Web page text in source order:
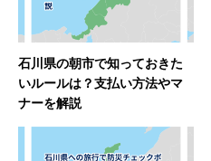
石川県の朝市で知っておきた
いルールは？支払い方法やマ
ナーを解説